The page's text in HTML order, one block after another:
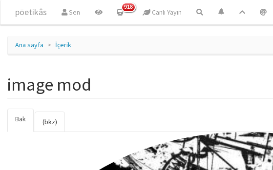
pöetikâs Sen
918
Canlı Yayın
Ana sayfa İçerik
image mod
Birincil sekmeler
Bak
sekme)
(bkz)